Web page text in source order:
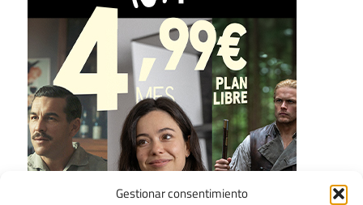
Gestionar consentimiento